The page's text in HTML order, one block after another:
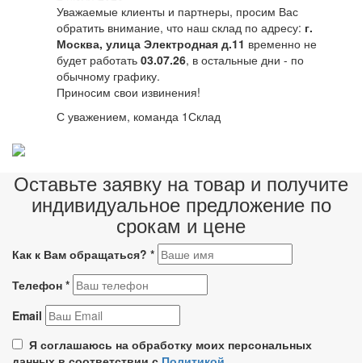
Уважаемые клиенты и партнеры, просим Вас
обратить внимание, что наш склад по адресу: г.
Москва, улица Электродная д.11 временно не
будет работать 03.07.26, в остальные дни - по
обычному графику.
Приносим свои извинения!
С уважением, команда 1Склад
Оставьте заявку на товар и получите
индивидуальное предложение по
срокам и цене
Как к Вам обращаться? *
Телефон *
Email
Я соглашаюсь на обработку моих персональных